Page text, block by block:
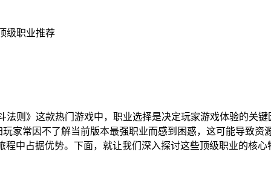
级职业推荐
法则》这款热门游戏中，职业选择是决定玩家游戏体验的关
家常因不了解当前版本最强职业而感到困惑，这可能导致
中占据优势。下面，就让我们深入探讨这些顶级职业的核